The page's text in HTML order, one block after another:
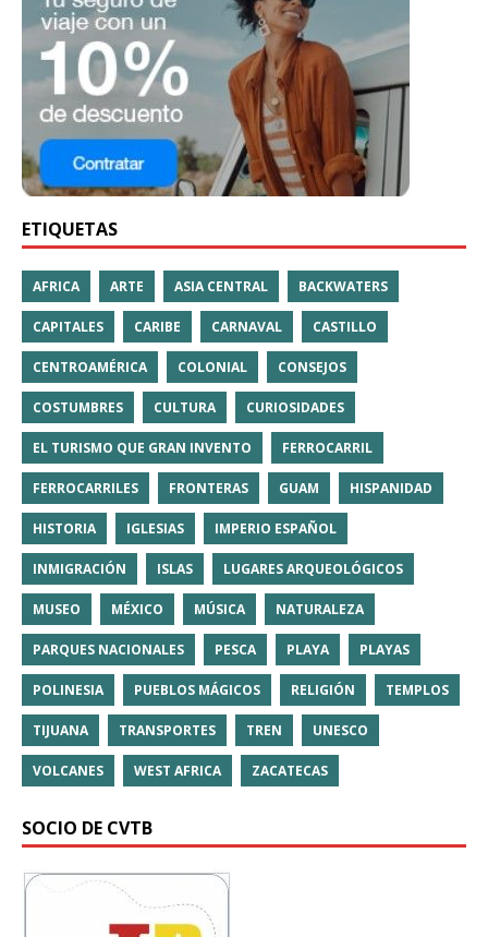
ETIQUETAS
AFRICA ARTE ASIA CENTRAL BACKWATERS
CAPITALES CARIBE CARNAVAL CASTILLO
CENTROAMÉRICA COLONIAL CONSEJOS
COSTUMBRES CULTURA CURIOSIDADES
EL TURISMO QUE GRAN INVENTO FERROCARRIL
FERROCARRILES FRONTERAS GUAM HISPANIDAD
HISTORIA IGLESIAS IMPERIO ESPAÑOL
INMIGRACIÓN ISLAS LUGARES ARQUEOLÓGICOS
MUSEO MÉXICO MÚSICA NATURALEZA
PARQUES NACIONALES PESCA PLAYA PLAYAS
POLINESIA PUEBLOS MÁGICOS RELIGIÓN TEMPLOS
TIJUANA TRANSPORTES TREN UNESCO
VOLCANES WEST AFRICA ZACATECAS
SOCIO DE CVTB